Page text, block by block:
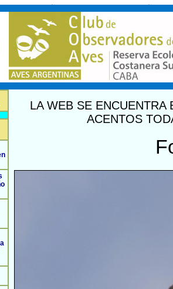
LA WEB SE
ACENTOS